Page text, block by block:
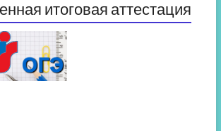
итоговая аттестация